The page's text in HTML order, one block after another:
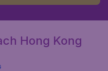
Hong Kong